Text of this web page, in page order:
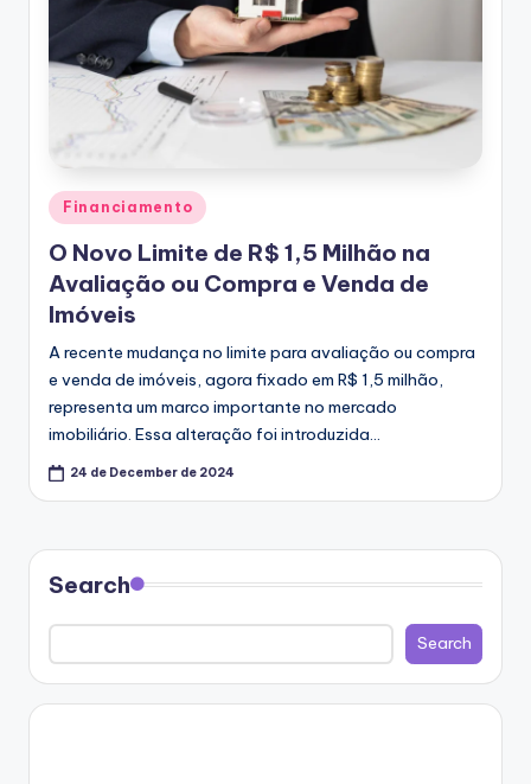
Posted
Financiamento
O Novo Limite de R$ 1,5 Milhão na
Avaliação ou Compra e Venda de
Imóveis
A recente mudança no limite para avaliação ou compra
e venda de imóveis, agora fixado em R$ 1,5 milhão,
representa um marco importante no mercado
imobiliário. Essa alteração foi introduzida…
24 de December de 2024
Search
Search